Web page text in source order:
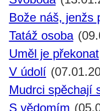
Bože náš, jenžs
Tatáž osoba
Uměl je překonat
V údolí
Mudrci spěchají
S vědomím